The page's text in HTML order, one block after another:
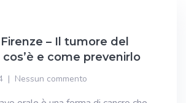
– Il tumore del
cos’è e come prevenirlo
Nessun commento